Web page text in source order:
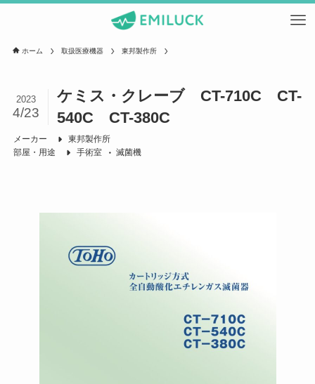
ホーム 取扱医療機器 東邦製作所
ケミス・クレーブ CT-710C CT-
540C CT-380C
2023
4/23
メーカー
東邦製作所
部屋・用途
手術室 滅菌機